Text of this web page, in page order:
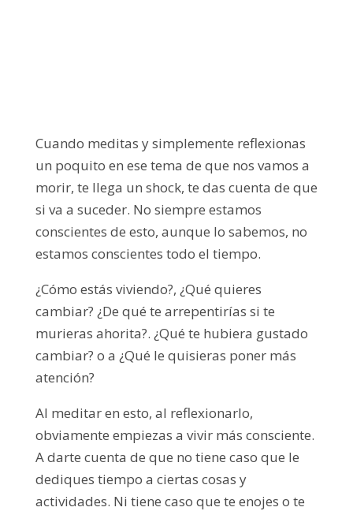
Cuando meditas y simplemente reflexionas
un poquito en ese tema de que nos vamos a
morir, te llega un shock, te das cuenta de que
si va a suceder. No siempre estamos
conscientes de esto, aunque lo sabemos, no
estamos conscientes todo el tiempo.
¿Cómo estás viviendo?, ¿Qué quieres
cambiar? ¿De qué te arrepentirías si te
murieras ahorita?. ¿Qué te hubiera gustado
cambiar? o a ¿Qué le quisieras poner más
atención?
Al meditar en esto, al reflexionarlo,
obviamente empiezas a vivir más consciente.
A darte cuenta de que no tiene caso que le
dediques tiempo a ciertas cosas y
actividades. Ni tiene caso que te enojes o te